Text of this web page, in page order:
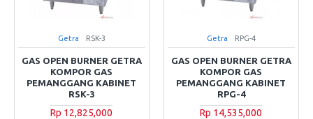
Getra RSK-3
GAS OPEN BURNER GETRA
KOMPOR GAS
PEMANGGANG KABINET
RSK-3
Rp 12,825,000
Getra RPG-4
GAS OPEN BURNER GETRA
KOMPOR GAS
PEMANGGANG KABINET
RPG-4
Rp 14,535,000